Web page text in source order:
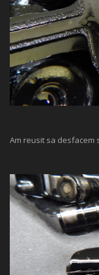
Am reusit sa desfacem